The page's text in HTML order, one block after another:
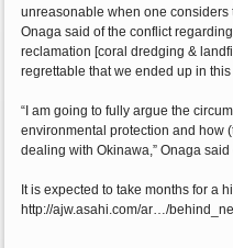
unreasonable when one considers
Onaga said of the conflict
reclamation [coral dredging &
regrettable that we ended up in this
“I am going to fully argue the
environmental protection and how
dealing with Okinawa,” Onaga
It is expected to take months for a
http://ajw.asahi.com/ar…/